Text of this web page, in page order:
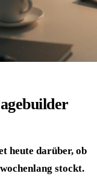
heute darüber, ob
stockt.